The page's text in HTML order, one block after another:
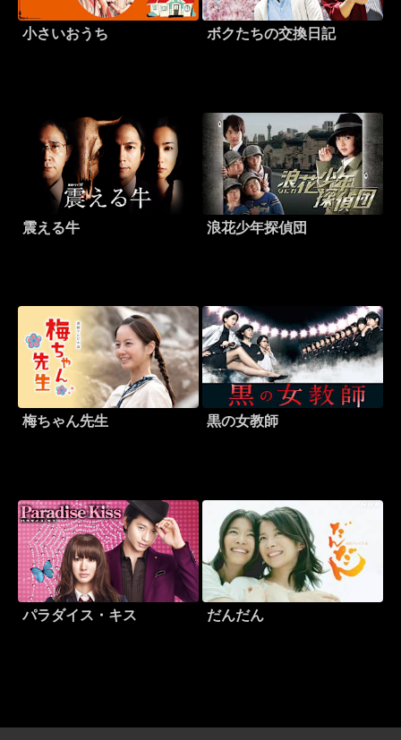
小さいおうち ボクたちの交換日記
震える牛 浪花少年探偵団
梅ちゃん先生 黒の女教師
パラダイス・キス だんだん